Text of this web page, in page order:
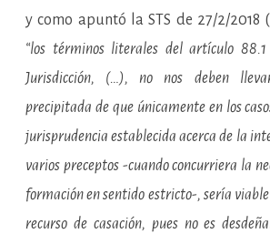
y como apuntó la STS de 27/2/2018
“los términos literales del artículo
Jurisdicción, (…), no nos deben
precipitada de que únicamente en los
jurisprudencia establecida acerca de la
varios preceptos -cuando concurriera la
formación en sentido estricto-, sería
recurso de casación, pues no es